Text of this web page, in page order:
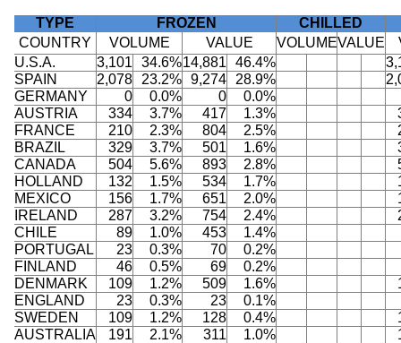
TYPE FROZEN
CHILLED
COUNTRY
VOLUME VALUE VOLUMEVALUE
U.S.A.
3,101 34.6%14,881 46.4%
SPAIN
2,078 23.2% 9,274 28.9%
GERMANY
0 0.0% 0
0.0%
AUSTRIA
334 3.7% 417 1.3%
FRANCE
210 2.3% 804 2.5%
BRAZIL
329 3.7% 501 1.6%
CANADA
504 5.6% 893 2.8%
HOLLAND
132 1.5% 534 1.7%
MEXICO
156 1.7% 651 2.0%
IRELAND
287 3.2% 754 2.4%
CHILE
89 1.0% 453
1.4%
PORTUGAL
23 0.3% 70
0.2%
FINLAND
46 0.5% 69
0.2%
DENMARK
109 1.2% 509 1.6%
ENGLAND
23 0.3% 23
0.1%
SWEDEN
109 1.2% 128 0.4%
AUSTRALIA
191 2.1% 311 1.0%